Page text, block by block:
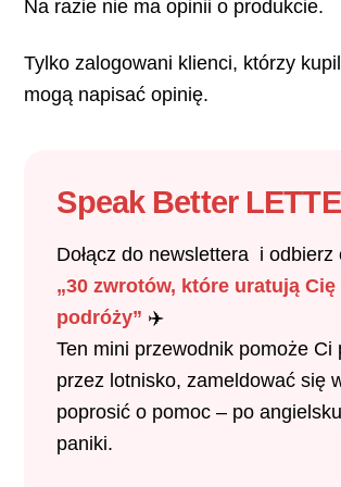
Na razie nie ma opinii o produkcie.
Tylko zalogowani klienci, którzy
mogą napisać opinię.
Speak Better
Dołącz do newslettera i odbierz
„30 zwrotów, które uratują Cię
podróży” ✈️
Ten mini przewodnik pomoże Ci
przez lotnisko, zameldować się
poprosić o pomoc – po
paniki.